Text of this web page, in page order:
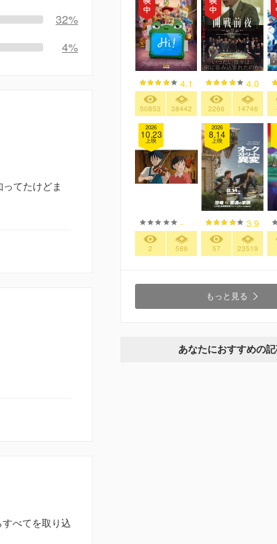
32%
4%
てたけどま
べてを取り込
4.1
50853 38442
4.0
2266 14746
2026
10.23
上映
-
2 586
2026
8.14
上映
3.9
57 23519
もっと見る
あなたにおすすめの